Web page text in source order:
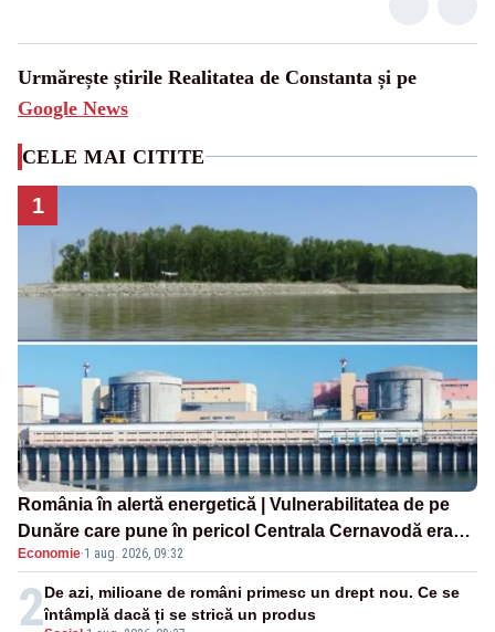
Urmărește știrile Realitatea de Constanta și pe
Google News
CELE MAI CITITE
1
România în alertă energetică | Vulnerabilitatea de pe
Dunăre care pune în pericol Centrala Cernavodă era
cunoscută de pe vremea lui Ceaușescu
Economie·1 aug. 2026, 09:32
2De azi, milioane de români primesc un drept nou. Ce se
întâmplă dacă ți se strică un produs